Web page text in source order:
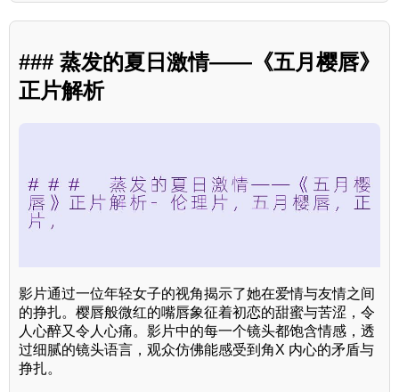
### 蒸发的夏日激情——《五月樱唇》
正片解析
影片通过一位年轻女子的视角揭示了她在爱情与友情之间
的挣扎。樱唇般微红的嘴唇象征着初恋的甜蜜与苦涩，令
人心醉又令人心痛。影片中的每一个镜头都饱含情感，透
过细腻的镜头语言，观众仿佛能感受到角X 内心的矛盾与
挣扎。